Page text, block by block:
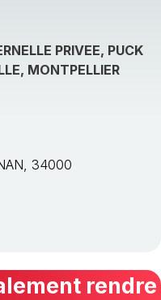
PRIVEE, PUCK
MONTPELLIER
34000
rendre